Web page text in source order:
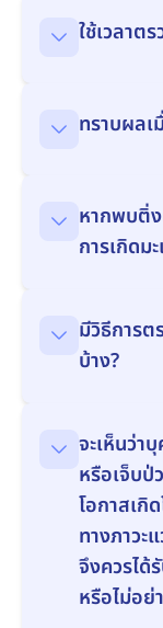
ใช้เวลาต
ทราบผลเ
หากพบติ่
การเกิดม
มีวิธีการต
บ้าง?
จะเห็นว่า
หรือเจ็บป่
โอกาสเกิ
ทางภาวะ
จึงควรได้
หรือไม่อย่